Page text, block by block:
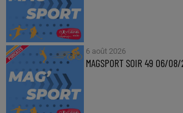
6 août 2026
MAGSPORT SOIR 49 06/